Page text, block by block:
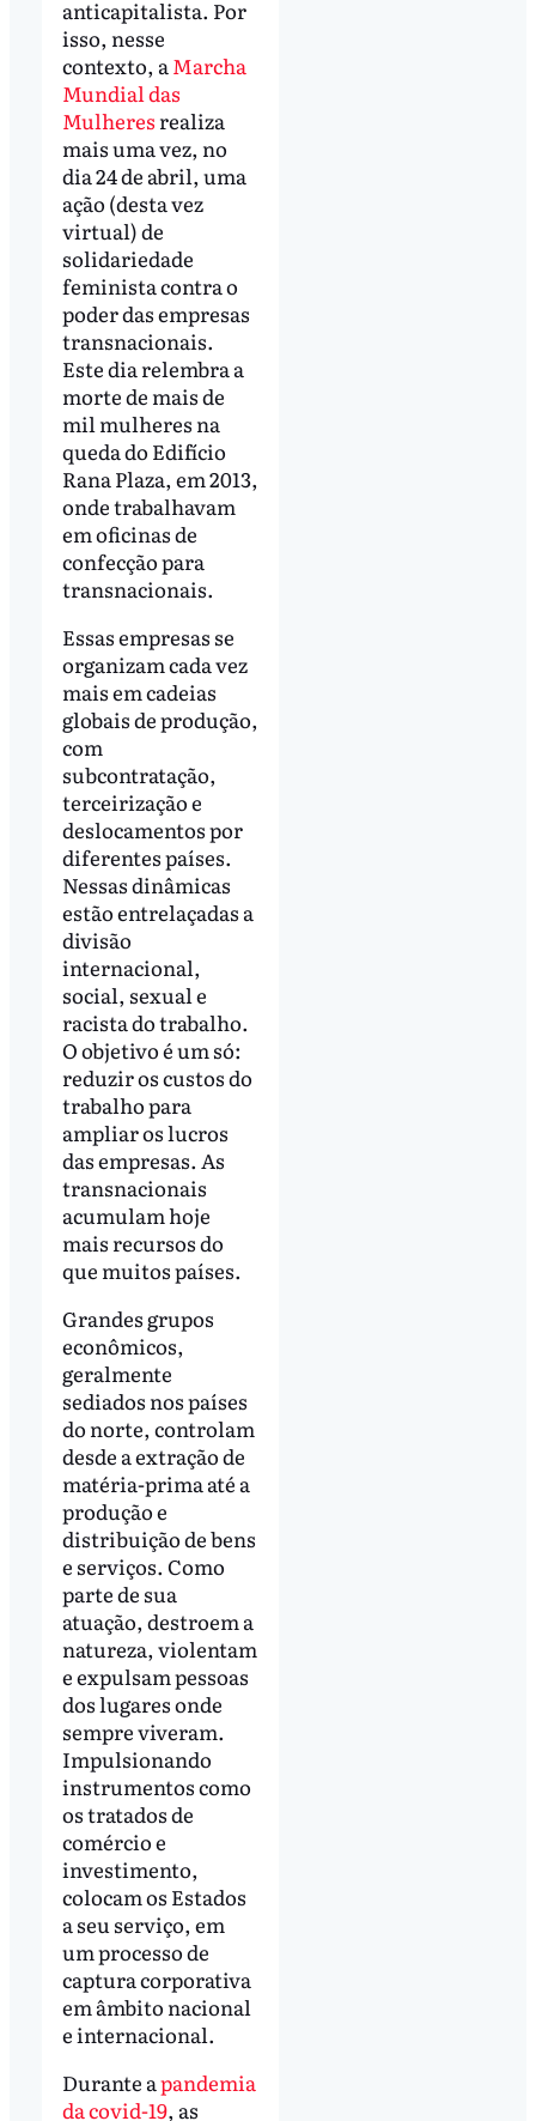
anticapitalista. Por
isso, nesse
contexto, aMarcha
Mundial das
Mulheres realiza
mais uma vez, no
dia 24 de abril, uma
ação (desta vez
virtual) de
solidariedade
feminista contra o
poder das empresas
transnacionais.
Este dia relembra a
morte de mais de
mil mulheres na
queda do Edifício
Rana Plaza, em 2013,
onde trabalhavam
em oficinas de
confecção para
transnacionais.
Essas empresas se
organizam cada vez
mais em cadeias
globais de produção,
com
subcontratação,
terceirização e
deslocamentos por
diferentes países.
Nessas dinâmicas
estão entrelaçadas a
divisão
internacional,
social, sexual e
racista do trabalho.
O objetivo é um só:
reduzir os custos do
trabalho para
ampliar os lucros
das empresas. As
transnacionais
acumulam hoje
mais recursos do
que muitos países.
Grandes grupos
econômicos,
geralmente
sediados nos países
do norte, controlam
desde a extração de
matéria-prima até a
produção e
distribuição de bens
e serviços. Como
parte de sua
atuação, destroem a
natureza, violentam
e expulsam pessoas
dos lugares onde
sempre viveram.
Impulsionando
instrumentos como
os tratados de
comércio e
investimento,
colocam os Estados
a seu serviço, em
um processo de
captura corporativa
em âmbito nacional
e internacional.
Durante apandemia
da covid-19, as